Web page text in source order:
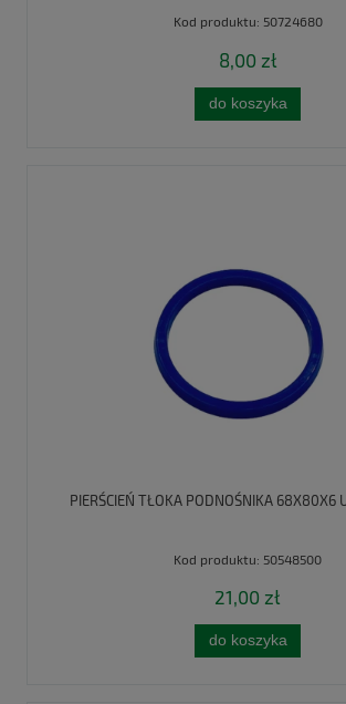
Kod produktu: 50724680
8,00 zł
do koszyka
PIERŚCIEŃ TŁOKA PODNOŚNIKA 68X80X6
Kod produktu: 50548500
21,00 zł
do koszyka